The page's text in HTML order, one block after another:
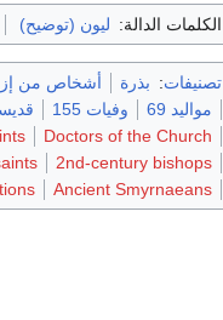
الكلمات الدالة: ليون (توضيح)
تصنيفات: بذرة أشخاص من
مواليد 69
وفيات 155
Doctors of the Church
2nd-century bishops
Ancient Smyrnaeans